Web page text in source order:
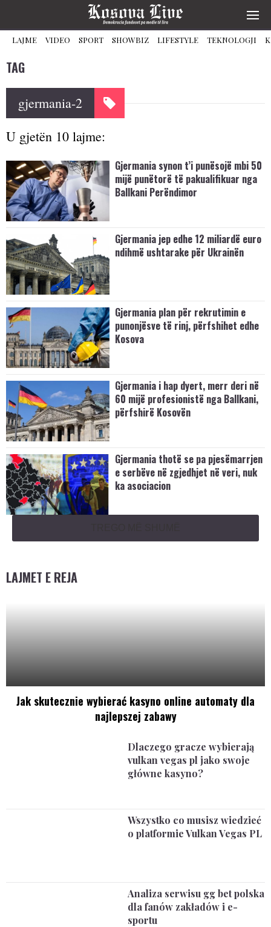
LAJME VIDEO SPORT SHOWBIZ LIFESTYLE TEKNOLOGJI
TAG
gjermania-2
U gjetën 10 lajme:
Gjermania synon t’i punësojë mbi 50
mijë punëtorë të pakualifikuar nga
Ballkani Perëndimor
Gjermania jep edhe 12 miliardë euro
ndihmë ushtarake për Ukrainën
Gjermania plan për rekrutimin e
punonjësve të rinj, përfshihet edhe
Kosova
Gjermania i hap dyert, merr deri në
60 mijë profesionistë nga Ballkani,
përfshirë Kosovën
Gjermania thotë se pa pjesëmarrjen
e serbëve në zgjedhjet në veri, nuk
ka asociacion
LAJMET E REJA
Jak skutecznie wybierać kasyno online automaty dla
najlepszej zabawy
Dlaczego gracze wybierają
vulkan vegas pl jako swoje
główne kasyno?
Wszystko co musisz wiedzieć
o platformie Vulkan Vegas PL
Analiza serwisu gg bet polska
dla fanów zakładów i e-
sportu